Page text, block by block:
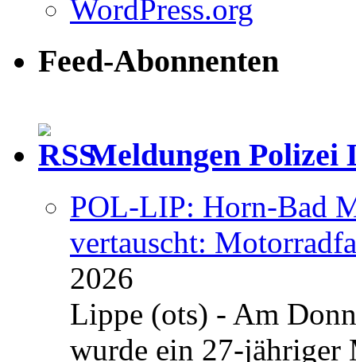
WordPress.org
Feed-Abonnenten
Meldungen Polizei
POL-LIP: Horn-Bad
vertauscht:
2026
Lippe (ots) - Am
wurde ein 27-jähriger